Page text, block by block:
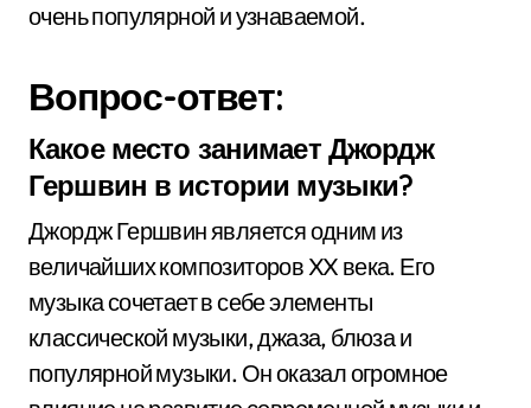
очень популярной и узнаваемой.
Вопрос-ответ:
Какое место занимает Джордж
Гершвин в истории музыки?
Джордж Гершвин является одним из
величайших композиторов XX века. Его
музыка сочетает в себе элементы
классической музыки, джаза, блюза и
популярной музыки. Он оказал огромное